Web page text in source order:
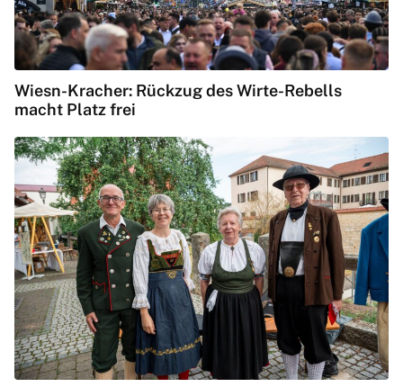
Wiesn-Kracher: Rückzug des Wirte-Rebells
macht Platz frei